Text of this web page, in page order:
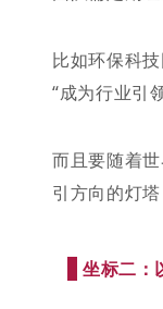
比如环保科
“成为行业引
而且要随着
引方向的灯
坐标二：